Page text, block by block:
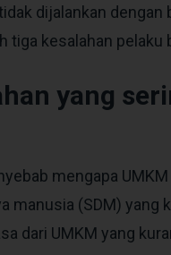
dijalankan dengan
tiga kesalahan pelaku
yang
mengapa
manusia (SDM) yang
dari UMKM yang